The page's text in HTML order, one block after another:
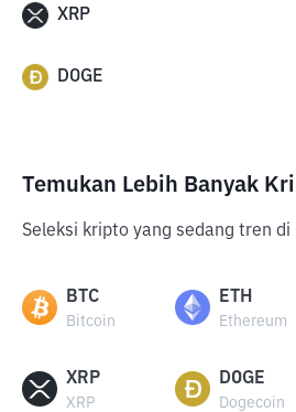
XRP
DOGE
Temukan Lebih Banyak
Seleksi kripto yang sedang tren
BTC
Bitcoin
ETH
Ethereum
XRP
XRP
DOGE
Dogecoin